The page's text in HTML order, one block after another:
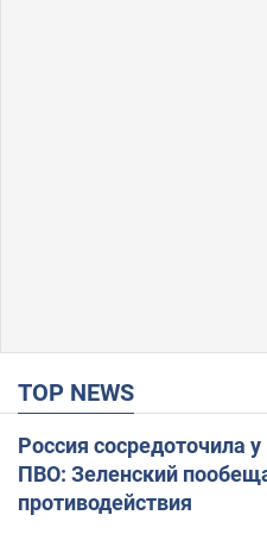
TOP NEWS
Россия сосредоточила
ПВО: Зеленский
противодействия